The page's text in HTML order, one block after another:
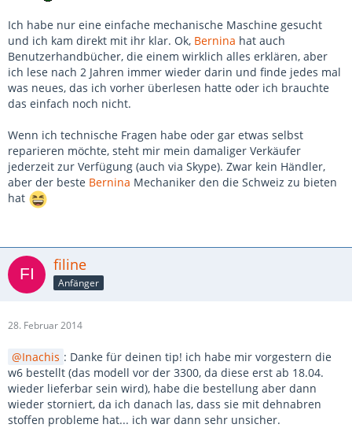
Ich habe nur eine einfache mechanische Maschine gesucht
und ich kam direkt mit ihr klar. Ok, Bernina hat auch
Benutzerhandbücher, die einem wirklich alles erklären, aber
ich lese nach 2 Jahren immer wieder darin und finde jedes mal
was neues, das ich vorher überlesen hatte oder ich brauchte
das einfach noch nicht.
Wenn ich technische Fragen habe oder gar etwas selbst
reparieren möchte, steht mir mein damaliger Verkäufer
jederzeit zur Verfügung (auch via Skype). Zwar kein Händler,
aber der beste Bernina Mechaniker den die Schweiz zu bieten
hat
filine
Anfänger
28. Februar 2014
Inachis : Danke für deinen tip! ich habe mir vorgestern die
w6 bestellt (das modell vor der 3300, da diese erst ab 18.04.
wieder lieferbar sein wird), habe die bestellung aber dann
wieder storniert, da ich danach las, dass sie mit dehnabren
stoffen probleme hat... ich war dann sehr unsicher.